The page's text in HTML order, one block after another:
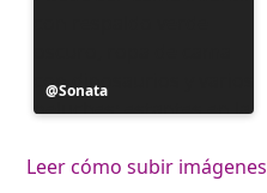
Publicación
realizada
Sonata
Leer cómo subir imágenes